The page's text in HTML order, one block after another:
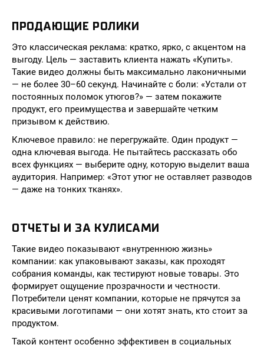
ПРОДАЮЩИЕ РОЛИКИ
Это классическая реклама: кратко, ярко, с акцентом на
выгоду. Цель — заставить клиента нажать «Купить».
Такие видео должны быть максимально лаконичными
— не более 30–60 секунд. Начинайте с боли: «Устали от
постоянных поломок утюгов?» — затем покажите
продукт, его преимущества и завершайте четким
призывом к действию.
Ключевое правило: не перегружайте. Один продукт —
одна ключевая выгода. Не пытайтесь рассказать обо
всех функциях — выберите одну, которую выделит ваша
аудитория. Например: «Этот утюг не оставляет разводов
— даже на тонких тканях».
ОТЧЕТЫ И ЗА КУЛИСАМИ
Такие видео показывают «внутреннюю жизнь»
компании: как упаковывают заказы, как проходят
собрания команды, как тестируют новые товары. Это
формирует ощущение прозрачности и честности.
Потребители ценят компании, которые не прячутся за
красивыми логотипами — они хотят знать, кто стоит за
продуктом.
Такой контент особенно эффективен в социальных